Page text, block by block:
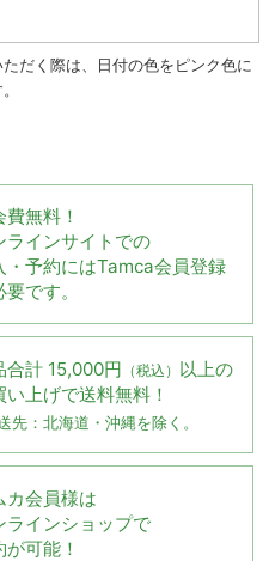
だく際は、日付の色をピンク色に
費無料！
ラインサイトでの
・予約にはTamca会員登録
要です。
合計 15,000円 （税込） 以上の
い上げで送料無料！
先：北海道・沖縄を除く。
カ会員様は
ラインショップで
が可能！